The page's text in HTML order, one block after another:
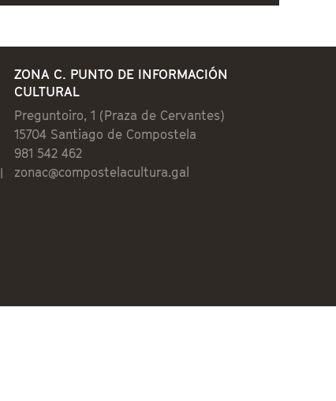
ZONA C. PUNTO DE INFORMACIÓN
CULTURAL
Preguntoiro, 1 (Praza de Cervantes)
15704 Santiago de Compostela
981 542 462
zonac@compostelacultura.gal